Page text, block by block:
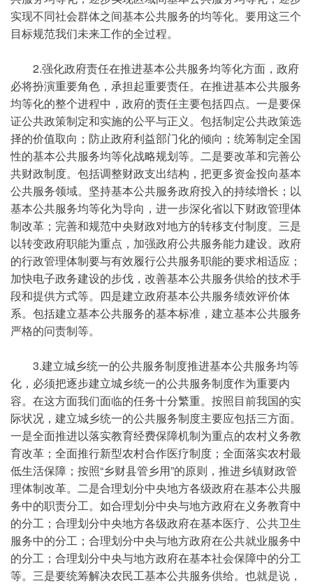
实现不同社会群体之间基本公共服务的均等化。要用这三个
目标规范我们未来工作的全过程。
2.强化政府责任在推进基本公共服务均等化方面，政府
必将扮演重要角色，承担起重要责任。在推进基本公共服务
均等化的整个进程中，政府的责任主要包括四点。一是要保
证公共政策制定和实施的公平与正义。包括制定公共政策选
择的价值取向；防止政府利益部门化的倾向；统筹制定全国
性的基本公共服务均等化战略规划等。二是要改革和完善公
共财政制度。包括调整财政支出结构，把更多资金投向基本
公共服务领域。坚持基本公共服务政府投入的持续增长；以
基本公共服务均等化为导向，进一步深化省以下财政管理体
制改革；完善和规范中央财政对地方的转移支付制度。三是
以转变政府职能为重点，加强政府公共服务能力建设。政府
的行政管理体制要与有效履行公共服务职能的要求相适应；
加快电子政务建设的步伐，改善基本公共服务供给的技术手
段和提供方式等。四是建立政府基本公共服务绩效评价体
系。包括建立基本公共服务的基本标准，建立基本公共服务
严格的问责制等。
3.建立城乡统一的公共服务制度推进基本公共服务均等
化，必须把逐步建立城乡统一的公共服务制度作为重要内
容。在这方面我们面临的任务十分繁重。按照目前我国的实
际状况，建立城乡统一的公共服务制度主要应包括三方面。
一是全面推进以落实教育经费保障机制为重点的农村义务教
育改革；全面推行新型农村合作医疗制度；全面落实农村最
低生活保障；按照“乡财县管乡用”的原则，推进乡镇财政管
理体制改革。二是合理划分中央地方各级政府在基本公共服
务中的职责分工。如合理划分中央与地方政府在义务教育中
的分工；合理划分中央地方各级政府在基本医疗、公共卫生
服务中的分工；合理划分中央与地方政府在公共就业服务中
的分工；合理划分中央与地方政府在基本社会保障中的分工
等。三是要统筹解决农民工基本公共服务供给。也就是说，